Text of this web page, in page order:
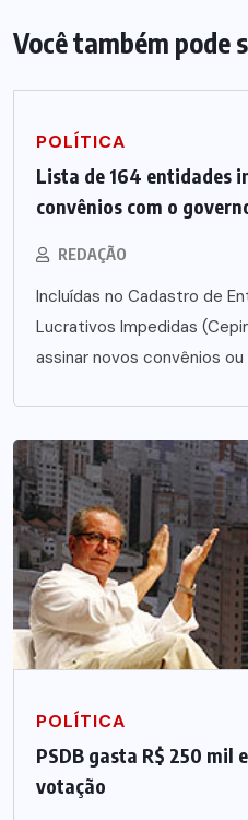
Você também pode
POLÍTICA
Lista de 164 entidades
convênios com o
REDAÇÃO
Incluídas no Cadastro de
Lucrativos Impedidas
assinar novos convênios
POLÍTICA
PSDB gasta R$ 250 mil
votação